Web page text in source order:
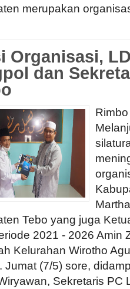
merupakan
Organisasi,
dan
Tebo yang juga
2021 - 2026 Amin
Kelurahan Wirotho
Jumat (7/5) sore,
Sekretaris PC